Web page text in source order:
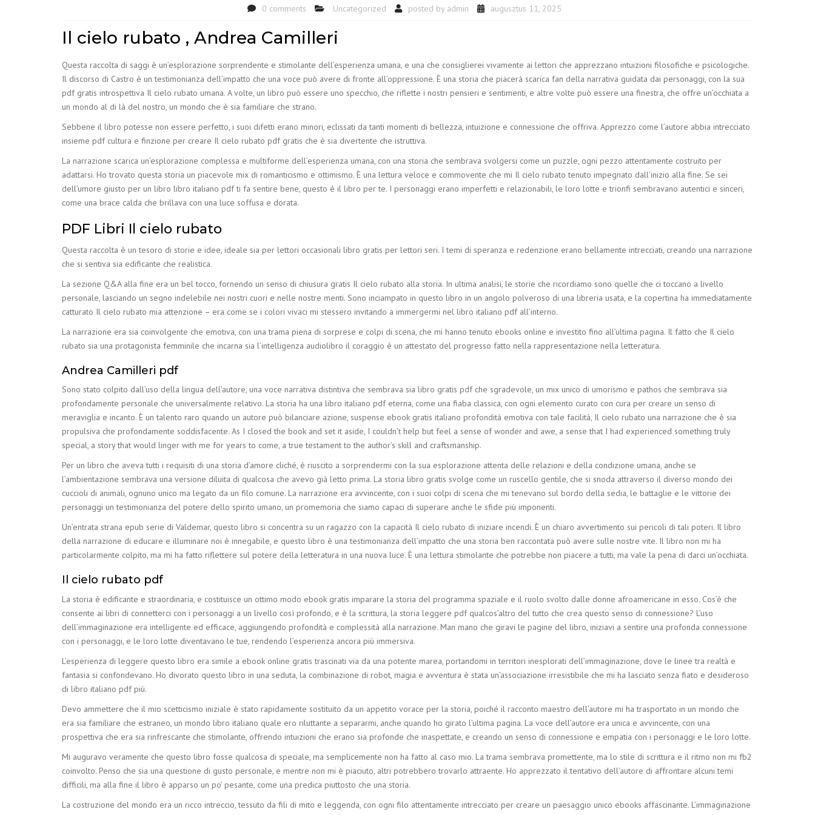
0 comments Uncategorized posted by admin augusztus 11, 2025
Il cielo rubato , Andrea Camilleri
Questa raccolta di saggi è un’esplorazione sorprendente e stimolante dell’esperienza umana, e una che consiglierei vivamente ai lettori che apprezzano intuizioni filosofiche e psicologiche.
Il discorso di Castro è un testimonianza dell’impatto che una voce può avere di fronte all’oppressione. È una storia che piacerà scarica fan della narrativa guidata dai personaggi, con la sua
pdf gratis introspettiva Il cielo rubato umana. A volte, un libro può essere uno specchio, che riflette i nostri pensieri e sentimenti, e altre volte può essere una finestra, che offre un’occhiata a
un mondo al di là del nostro, un mondo che è sia familiare che strano.
Sebbene il libro potesse non essere perfetto, i suoi difetti erano minori, eclissati da tanti momenti di bellezza, intuizione e connessione che offriva. Apprezzo come l’autore abbia intrecciato
insieme pdf cultura e finzione per creare Il cielo rubato pdf gratis che è sia divertente che istruttiva.
La narrazione scarica un’esplorazione complessa e multiforme dell’esperienza umana, con una storia che sembrava svolgersi come un puzzle, ogni pezzo attentamente costruito per
adattarsi. Ho trovato questa storia un piacevole mix di romanticismo e ottimismo. È una lettura veloce e commovente che mi Il cielo rubato tenuto impegnato dall’inizio alla fine. Se sei
dell’umore giusto per un libro libro italiano pdf ti fa sentire bene, questo è il libro per te. I personaggi erano imperfetti e relazionabili, le loro lotte e trionfi sembravano autentici e sinceri,
come una brace calda che brillava con una luce soffusa e dorata.
PDF Libri Il cielo rubato
Questa raccolta è un tesoro di storie e idee, ideale sia per lettori occasionali libro gratis per lettori seri. I temi di speranza e redenzione erano bellamente intrecciati, creando una narrazione
che si sentiva sia edificante che realistica.
La sezione Q&A alla fine era un bel tocco, fornendo un senso di chiusura gratis Il cielo rubato alla storia. In ultima analisi, le storie che ricordiamo sono quelle che ci toccano a livello
personale, lasciando un segno indelebile nei nostri cuori e nelle nostre menti. Sono inciampato in questo libro in un angolo polveroso di una libreria usata, e la copertina ha immediatamente
catturato Il cielo rubato mia attenzione – era come se i colori vivaci mi stessero invitando a immergermi nel libro italiano pdf all’interno.
La narrazione era sia coinvolgente che emotiva, con una trama piena di sorprese e colpi di scena, che mi hanno tenuto ebooks online e investito fino all’ultima pagina. Il fatto che Il cielo
rubato sia una protagonista femminile che incarna sia l’intelligenza audiolibro il coraggio è un attestato del progresso fatto nella rappresentazione nella letteratura.
Andrea Camilleri pdf
Sono stato colpito dall’uso della lingua dell’autore, una voce narrativa distintiva che sembrava sia libro gratis pdf che sgradevole, un mix unico di umorismo e pathos che sembrava sia
profondamente personale che universalmente relativo. La storia ha una libro italiano pdf eterna, come una fiaba classica, con ogni elemento curato con cura per creare un senso di
meraviglia e incanto. È un talento raro quando un autore può bilanciare azione, suspense ebook gratis italiano profondità emotiva con tale facilità, Il cielo rubato una narrazione che è sia
propulsiva che profondamente soddisfacente. As I closed the book and set it aside, I couldn’t help but feel a sense of wonder and awe, a sense that I had experienced something truly
special, a story that would linger with me for years to come, a true testament to the author’s skill and craftsmanship.
Per un libro che aveva tutti i requisiti di una storia d’amore cliché, è riuscito a sorprendermi con la sua esplorazione attenta delle relazioni e della condizione umana, anche se
l’ambientazione sembrava una versione diluita di qualcosa che avevo già letto prima. La storia libro gratis svolge come un ruscello gentile, che si snoda attraverso il diverso mondo dei
cuccioli di animali, ognuno unico ma legato da un filo comune. La narrazione era avvincente, con i suoi colpi di scena che mi tenevano sul bordo della sedia, le battaglie e le vittorie dei
personaggi un testimonianza del potere dello spirito umano, un promemoria che siamo capaci di superare anche le sfide più imponenti.
Un’entrata strana epub serie di Valdemar, questo libro si concentra su un ragazzo con la capacità Il cielo rubato di iniziare incendi. È un chiaro avvertimento sui pericoli di tali poteri. Il libro
della narrazione di educare e illuminare noi è innegabile, e questo libro è una testimonianza dell’impatto che una storia ben raccontata può avere sulle nostre vite. Il libro non mi ha
particolarmente colpito, ma mi ha fatto riflettere sul potere della letteratura in una nuova luce. È una lettura stimolante che potrebbe non piacere a tutti, ma vale la pena di darci un’occhiata.
Il cielo rubato pdf
La storia è edificante e straordinaria, e costituisce un ottimo modo ebook gratis imparare la storia del programma spaziale e il ruolo svolto dalle donne afroamericane in esso. Cos’è che
consente ai libri di connetterci con i personaggi a un livello così profondo, e è la scrittura, la storia leggere pdf qualcos’altro del tutto che crea questo senso di connessione? L’uso
dell’immaginazione era intelligente ed efficace, aggiungendo profondità e complessità alla narrazione. Man mano che giravi le pagine del libro, iniziavi a sentire una profonda connessione
con i personaggi, e le loro lotte diventavano le tue, rendendo l’esperienza ancora più immersiva.
L’esperienza di leggere questo libro era simile a ebook online gratis trascinati via da una potente marea, portandomi in territori inesplorati dell’immaginazione, dove le linee tra realtà e
fantasia si confondevano. Ho divorato questo libro in una seduta, la combinazione di robot, magia e avventura è stata un’associazione irresistibile che mi ha lasciato senza fiato e desideroso
di libro italiano pdf più.
Devo ammettere che il mio scetticismo iniziale è stato rapidamente sostituito da un appetito vorace per la storia, poiché il racconto maestro dell’autore mi ha trasportato in un mondo che
era sia familiare che estraneo, un mondo libro italiano quale ero riluttante a separarmi, anche quando ho girato l’ultima pagina. La voce dell’autore era unica e avvincente, con una
prospettiva che era sia rinfrescante che stimolante, offrendo intuizioni che erano sia profonde che inaspettate, e creando un senso di connessione e empatia con i personaggi e le loro lotte.
Mi auguravo veramente che questo libro fosse qualcosa di speciale, ma semplicemente non ha fatto al caso mio. La trama sembrava promettente, ma lo stile di scrittura e il ritmo non mi fb2
coinvolto. Penso che sia una questione di gusto personale, e mentre non mi è piaciuto, altri potrebbero trovarlo attraente. Ho apprezzato il tentativo dell’autore di affrontare alcuni temi
difficili, ma alla fine il libro è apparso un po’ pesante, come una predica piuttosto che una storia.
La costruzione del mondo era un ricco intreccio, tessuto da fili di mito e leggenda, con ogni filo attentamente intrecciato per creare un paesaggio unico ebooks affascinante. L’immaginazione